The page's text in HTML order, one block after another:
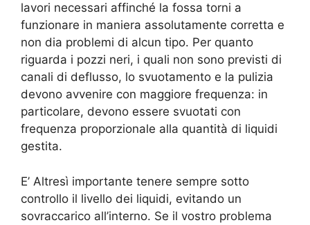
lavori necessari affinché la fossa torni a
funzionare in maniera assolutamente corretta e
non dia problemi di alcun tipo. Per quanto
riguarda i pozzi neri, i quali non sono previsti di
canali di deflusso, lo svuotamento e la pulizia
devono avvenire con maggiore frequenza: in
particolare, devono essere svuotati con
frequenza proporzionale alla quantità di liquidi
gestita.
E’ Altresì importante tenere sempre sotto
controllo il livello dei liquidi, evitando un
sovraccarico all’interno. Se il vostro problema